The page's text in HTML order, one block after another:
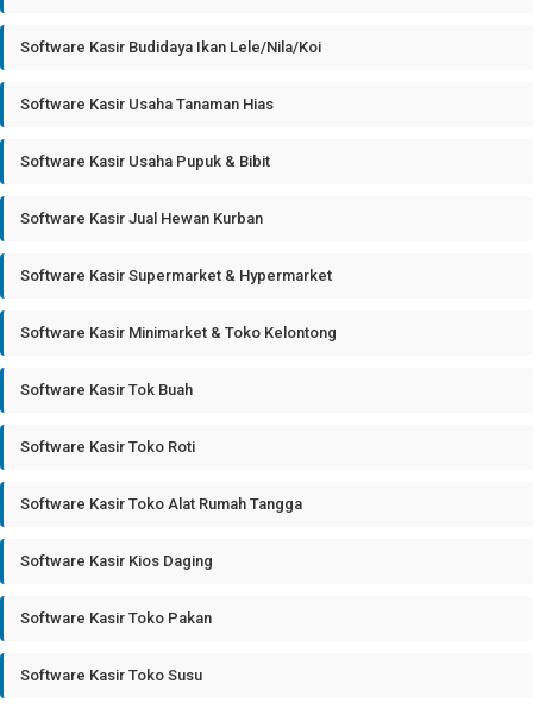
Software Kasir Budidaya Ikan Lele/Nila/Koi
Software Kasir Usaha Tanaman Hias
Software Kasir Usaha Pupuk & Bibit
Software Kasir Jual Hewan Kurban
Software Kasir Supermarket & Hypermarket
Software Kasir Minimarket & Toko Kelontong
Software Kasir Tok Buah
Software Kasir Toko Roti
Software Kasir Toko Alat Rumah Tangga
Software Kasir Kios Daging
Software Kasir Toko Pakan
Software Kasir Toko Susu